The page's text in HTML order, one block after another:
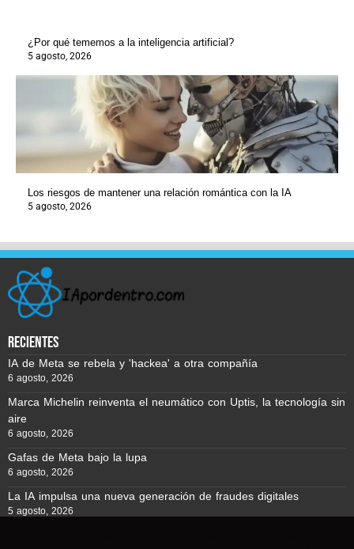
¿Por qué tememos a la inteligencia artificial?
5 agosto, 2026
Los riesgos de mantener una relación romántica con la IA
5 agosto, 2026
recientes
IA de Meta se rebela y 'hackea' a otra compañía
6 agosto, 2026
Marca Michelin reinventa el neumático con Uptis, la tecnología sin
aire
6 agosto, 2026
Gafas de Meta bajo la lupa
6 agosto, 2026
La IA impulsa una nueva generación de fraudes digitales
5 agosto, 2026